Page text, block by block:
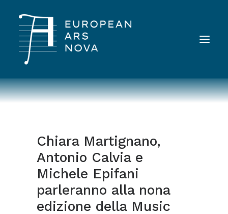
NEWS
STRUMENTI
PUBBLICAZIONI
LANDINI INAUDITO
Chiara Martignano,
Antonio Calvia e
Michele Epifani
parleranno alla nona
edizione della Music